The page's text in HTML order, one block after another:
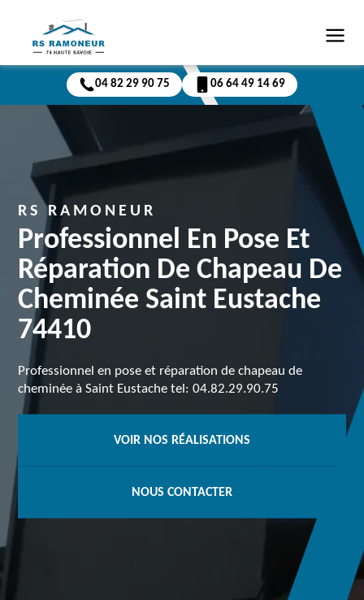
04 82 29 90 75 06 64 49 14 69
RS RAMONEUR
Professionnel En Pose Et
Réparation De Chapeau De
Cheminée Saint Eustache
74410
Professionnel en pose et réparation de chapeau de
cheminée à Saint Eustache tel: 04.82.29.90.75
VOIR NOS RÉALISATIONS
NOUS CONTACTER